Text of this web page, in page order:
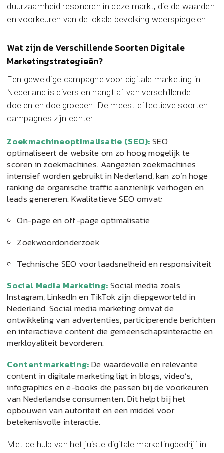
duurzaamheid resoneren in deze markt, die de waarden
en voorkeuren van de lokale bevolking weerspiegelen.
Wat zijn de Verschillende Soorten Digitale
Marketingstrategieën?
Een geweldige campagne voor digitale marketing in
Nederland is divers en hangt af van verschillende
doelen en doelgroepen. De meest effectieve soorten
campagnes zijn echter:
Zoekmachineoptimalisatie (SEO):SEO
optimaliseert de website om zo hoog mogelijk te
scoren in zoekmachines. Aangezien zoekmachines
intensief worden gebruikt in Nederland, kan zo’n hoge
ranking de organische traffic aanzienlijk verhogen en
leads genereren. Kwalitatieve SEO omvat:
On-page en off-page optimalisatie
Zoekwoordonderzoek
Technische SEO voor laadsnelheid en responsiviteit
Social Media Marketing:Social media zoals
Instagram, LinkedIn en TikTok zijn diepgeworteld in
Nederland. Social media marketing omvat de
ontwikkeling van advertenties, participerende berichten
en interactieve content die gemeenschapsinteractie en
merkloyaliteit bevorderen.
Contentmarketing:De waardevolle en relevante
content in digitale marketing ligt in blogs, video’s,
infographics en e-books die passen bij de voorkeuren
van Nederlandse consumenten. Dit helpt bij het
opbouwen van autoriteit en een middel voor
betekenisvolle interactie.
Met de hulp van het juiste digitale marketingbedrijf in